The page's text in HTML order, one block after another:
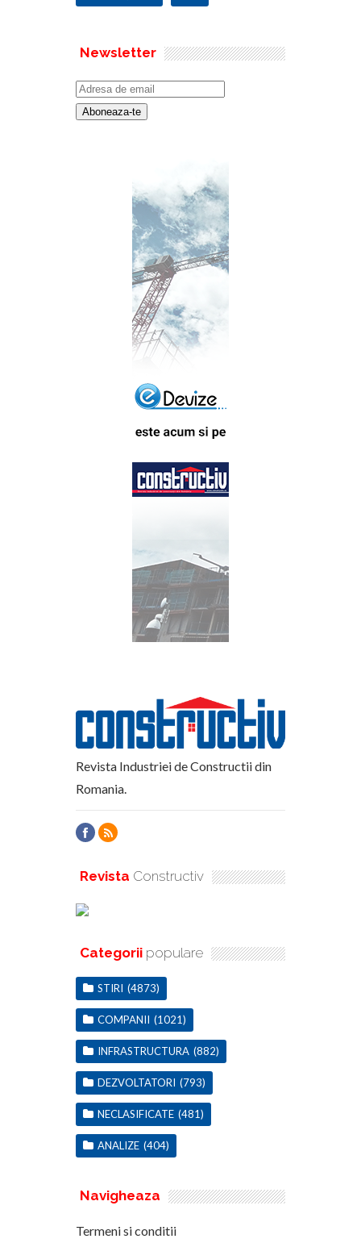
Newsletter
Revista Industriei de Constructii din
Romania.
Revista Constructiv
Categorii populare
STIRI (4873)
COMPANII (1021)
INFRASTRUCTURA (882)
DEZVOLTATORI (793)
NECLASIFICATE (481)
ANALIZE (404)
Navigheaza
Termeni si conditii